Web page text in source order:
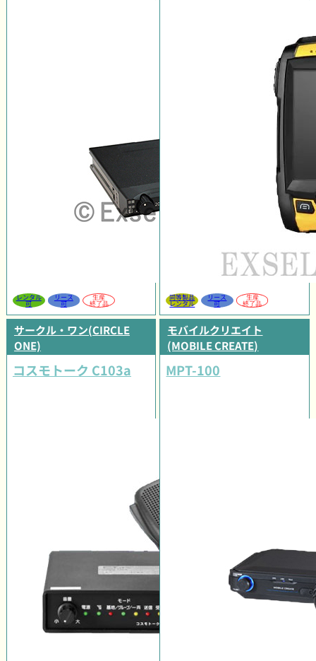
レンタル
可
リース
可
生産
終了品
同等製品
レンタル
リース
可
生産
終了品
サークル・ワン(CIRCLE
ONE)
コスモトーク C103a
モバイルクリエイト
(MOBILE CREATE)
MPT-100